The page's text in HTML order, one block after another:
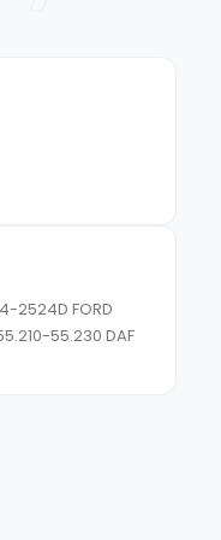
2524D FORD
55.230 DAF